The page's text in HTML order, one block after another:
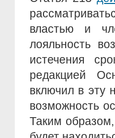
властью и
лояльность
истечения
редакцией
включил в эту
возможность
Таким